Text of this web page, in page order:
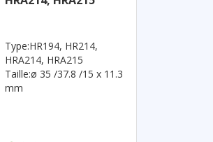
Type:HR194, HR214,
HRA214, HRA215
Taille:ø 35 /37.8 /15 x 11.3
mm